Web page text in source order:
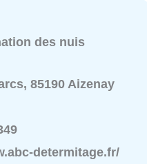
des nuis
85190 Aizenay
determitage.fr/